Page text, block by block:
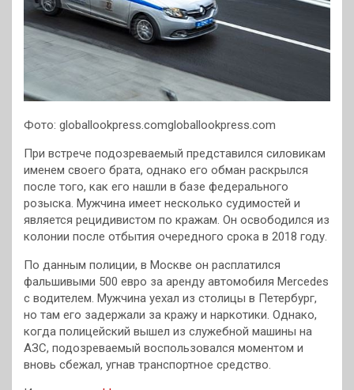
Фото: globallookpress.comgloballookpress.com
При встрече подозреваемый представился силовикам
именем своего брата, однако его обман раскрылся
после того, как его нашли в базе федерального
розыска. Мужчина имеет несколько судимостей и
является рецидивистом по кражам. Он освободился из
колонии после отбытия очередного срока в 2018 году.
По данным полиции, в Москве он расплатился
фальшивыми 500 евро за аренду автомобиля Merсedes
с водителем. Мужчина уехал из столицы в Петербург,
но там его задержали за кражу и наркотики. Однако,
когда полицейский вышел из служебной машины на
АЗС, подозреваемый воспользовался моментом и
вновь сбежал, угнав транспортное средство.